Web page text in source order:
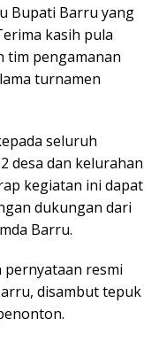
Bupati Barru yang
kasih pula
tim pengamanan
turnamen
seluruh
desa dan kelurahan
kegiatan ini dapat
dukungan dari
Barru.
pernyataan resmi
disambut tepuk